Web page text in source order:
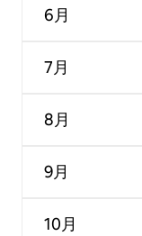
6月
7月
8月
9月
10月